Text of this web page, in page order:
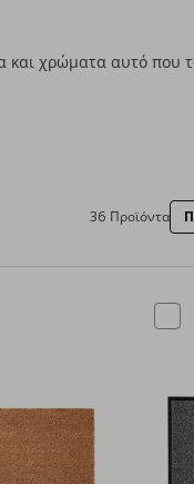
και χρώματα αυτό που
36 Προϊόντα